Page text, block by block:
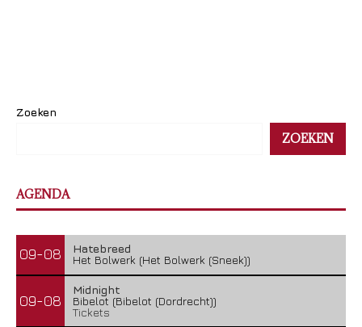
Zoeken
ZOEKEN
AGENDA
09-08
Hatebreed
Het Bolwerk (Het Bolwerk (Sneek))
09-08
Midnight
Bibelot (Bibelot (Dordrecht))
Tickets